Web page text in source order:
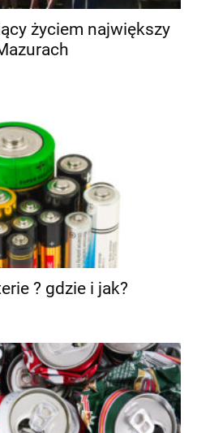
życiem największy
? gdzie i jak?